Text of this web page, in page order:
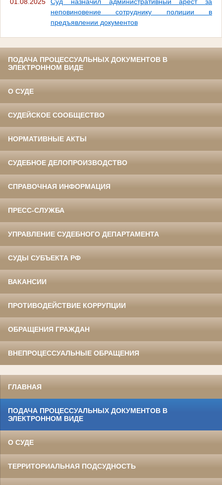
неповиновение сотруднику полиции в
предъявлении документов
ПОДАЧА ПРОЦЕССУАЛЬНЫХ ДОКУМЕНТОВ В
ЭЛЕКТРОННОМ ВИДЕ
О СУДЕ
СУДЕЙСКОЕ СООБЩЕСТВО
НОРМАТИВНЫЕ АКТЫ
СУДЕБНОЕ ДЕЛОПРОИЗВОДСТВО
СПРАВОЧНАЯ ИНФОРМАЦИЯ
ПРЕСС-СЛУЖБА
УПРАВЛЕНИЕ СУДЕБНОГО ДЕПАРТАМЕНТА
СУДЫ СУБЪЕКТА РФ
ВАКАНСИИ
ПРОТИВОДЕЙСТВИЕ КОРРУПЦИИ
ОБРАЩЕНИЯ ГРАЖДАН
ВНЕПРОЦЕССУАЛЬНЫЕ ОБРАЩЕНИЯ
ГЛАВНАЯ
ПОДАЧА ПРОЦЕССУАЛЬНЫХ ДОКУМЕНТОВ В
ЭЛЕКТРОННОМ ВИДЕ
О СУДЕ
ТЕРРИТОРИАЛЬНАЯ ПОДСУДНОСТЬ